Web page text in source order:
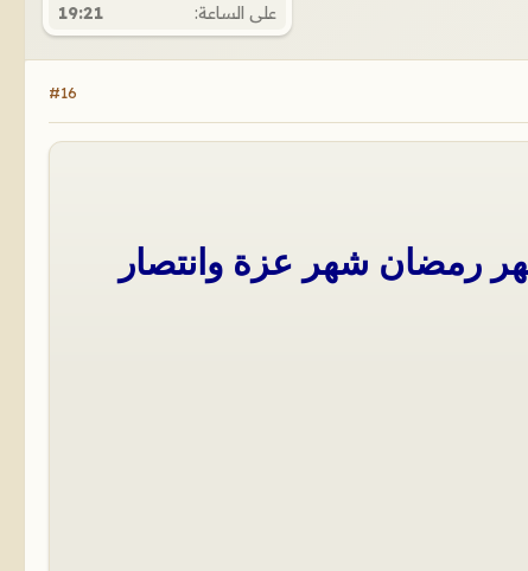
على الساعة:
19:21
#16
رمضان شهر عزة وانتصار